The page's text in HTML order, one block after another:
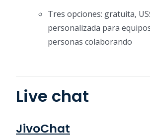
Tres opciones: gratuita,
personalizada para
personas colaborando
Live chat
JivoChat